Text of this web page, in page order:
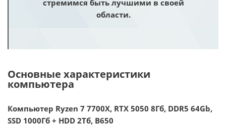
стремимся быть лучшими в своей
области.
Основные характеристики
компьютера
Компьютер Ryzen 7 7700X, RTX 5050 8Гб, DDR5 64Gb,
SSD 1000Гб + HDD 2Тб, B650